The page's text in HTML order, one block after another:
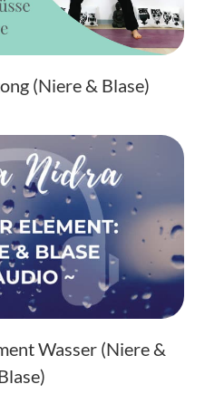
(Niere & Blase)
Wasser (Niere &